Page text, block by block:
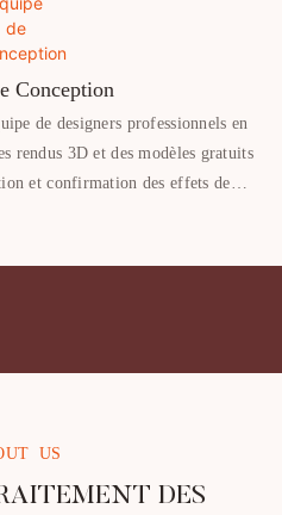
Conception
de designers professionnels en
rendus 3D et des modèles gratuits
et confirmation des effets de
US
DES